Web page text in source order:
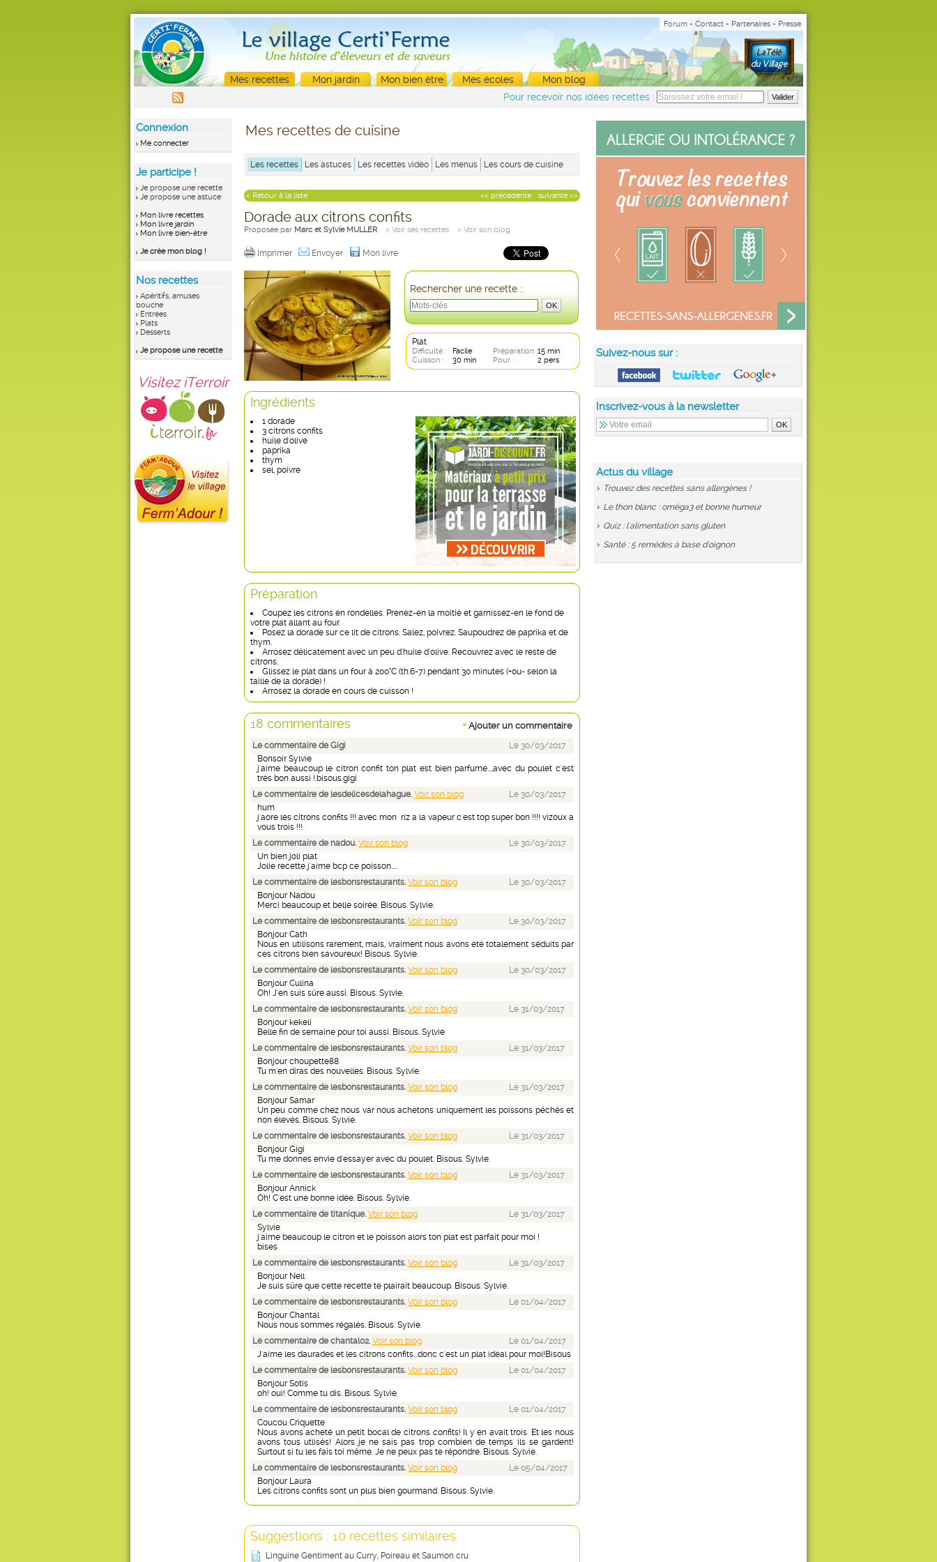
Forum - Contact - Partenaires - Presse
Mes recettes Mon jardin Mon bien être Mes écoles
Mon blog
Pour recevoir nos idées recettes :
Connexion
Me connecter
Je participe !
Je propose une recette
Je propose une astuce
Mon livre recettes
Mon livre jardin
Mon livre bien-être
Je crée mon blog !
Nos recettes
Apéritifs, amuses
bouche
Entrées
Plats
Desserts
Je propose une recette
Visitez iTerroir
Suivez-nous sur :
Inscrivez-vous à la newsletter
Actus du village
Trouvez des recettes sans allergènes !
Le thon blanc : oméga3 et bonne humeur
Quiz : l'alimentation sans gluten
Santé : 5 remèdes à base d'oignon
Mes recettes de cuisine
Les recettes Les astuces Les recettes vidéo Les menus Les cours de cuisine
suivante >>
<< précédente
< Retour à la liste
Dorade aux citrons confits
Proposée par Marc et Sylvie MULLER > Voir ses recettes > Voir son blog
Imprimer Envoyer Mon livre
Rechercher une recette :
Plat
Difficulté : Facile Préparation :15 min
Cuisson :
30 min Pour : 2 pers
Ingrédients
1 dorade
3 citrons confits
huile d'olive
paprika
thym
sel, poivre
Préparation
Coupez les citrons en rondelles. Prenez-en la moitié et garnissez-en le fond de
votre plat allant au four.
Posez la dorade sur ce lit de citrons. Salez, poivrez. Saupoudrez de paprika et de
thym.
Arrosez délicatement avec un peu d'huile d'olive. Recouvrez avec le reste de
citrons.
Glissez le plat dans un four à 200°C (th.6-7) pendant 30 minutes (+ou- selon la
taille de la dorade) !
Arrosez la dorade en cours de cuisson !
+ Ajouter un commentaire
18 commentaires
Le commentaire de Gigi
Le 30/03/2017
Bonsoir Sylvie
j'aime beaucoup le citron confit ton plat est bien parfumé...,avec du poulet c'est
très bon aussi !.bisous.gigi
Le commentaire de lesdelicesdelahague. Voir son blog
Le 30/03/2017
hum
j'aore les citrons confits !!! avec mon riz a la vapeur c'est top super bon !!!! vizoux a
vous trois !!!
Le commentaire de nadou. Voir son blog
Le 30/03/2017
Un bien joli plat
Jolie recette j'aime bcp ce poisson....
Le commentaire de lesbonsrestaurants. Voir son blog
Le 30/03/2017
Bonjour Nadou
Merci beaucoup et belle soirée. Bisous. Sylvie.
Le commentaire de lesbonsrestaurants. Voir son blog
Le 30/03/2017
Bonjour Cath
Nous en utilisons rarement, mais, vraiment nous avons été totalement séduits par
ces citrons bien savoureux! Bisous. Sylvie.
Le commentaire de lesbonsrestaurants. Voir son blog
Le 30/03/2017
Bonjour Culina
Oh! J'en suis sûre aussi. Bisous. Sylvie.
Le commentaire de lesbonsrestaurants. Voir son blog
Le 31/03/2017
Bonjour kekeli
Belle fin de semaine pour toi aussi. Bisous. Sylvie.
Le commentaire de lesbonsrestaurants. Voir son blog
Le 31/03/2017
Bonjour choupette88
Tu m'en diras des nouvelles. Bisous. Sylvie.
Le commentaire de lesbonsrestaurants. Voir son blog
Le 31/03/2017
Bonjour Samar
Un peu comme chez nous var nous achetons uniquement les poissons pêchés et
non élevés. Bisous. Sylvie.
Le commentaire de lesbonsrestaurants. Voir son blog
Le 31/03/2017
Bonjour Gigi
Tu me donnes envie d'essayer avec du poulet. Bisous. Sylvie.
Le commentaire de lesbonsrestaurants. Voir son blog
Le 31/03/2017
Bonjour Annick
Oh! C'est une bonne idée. Bisous. Sylvie.
Le commentaire de titanique. Voir son blog
Le 31/03/2017
Sylvie
j'aime beaucoup le citron et le poisson alors ton plat est parfait pour moi !
bises
Le commentaire de lesbonsrestaurants. Voir son blog
Le 31/03/2017
Bonjour Nell
Je suis sûre que cette recette te plairait beaucoup. Bisous. Sylvie.
Le commentaire de lesbonsrestaurants. Voir son blog
Le 01/04/2017
Bonjour Chantal
Nous nous sommes régalés. Bisous. Sylvie.
Le commentaire de chantal02. Voir son blog
Le 01/04/2017
J'aime les daurades et les citrons confits...donc c'est un plat idéal pour moi!Bisous
Le commentaire de lesbonsrestaurants. Voir son blog
Le 01/04/2017
Bonjour Sotis
oh! oui! Comme tu dis. Bisous. Sylvie.
Le commentaire de lesbonsrestaurants. Voir son blog
Le 01/04/2017
Coucou Criquette
Nous avons acheté un petit bocal de citrons confits! Il y en avait trois. Et les nous
avons tous utlisés! Alors je ne sais pas trop combien de temps ils se gardent!
Surtout si tu les fais toi même. Je ne peux pas te répondre. Bisous. Sylvie.
Le commentaire de lesbonsrestaurants. Voir son blog
Le 05/04/2017
Bonjour Laura
Les citrons confits sont un plus bien gourmand. Bisous. Sylvie.
Suggestions : 10 recettes similaires
Linguine Gentiment au Curry, Poireau et Saumon cru